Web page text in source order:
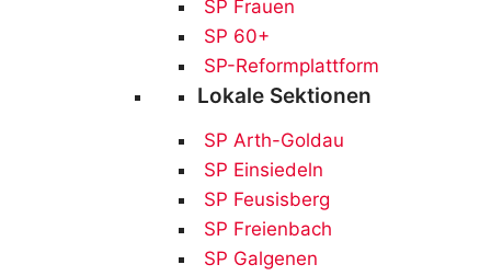
SP Frauen
SP 60+
SP-Reformplattform
Lokale Sektionen
SP Arth-Goldau
SP Einsiedeln
SP Feusisberg
SP Freienbach
SP Galgenen